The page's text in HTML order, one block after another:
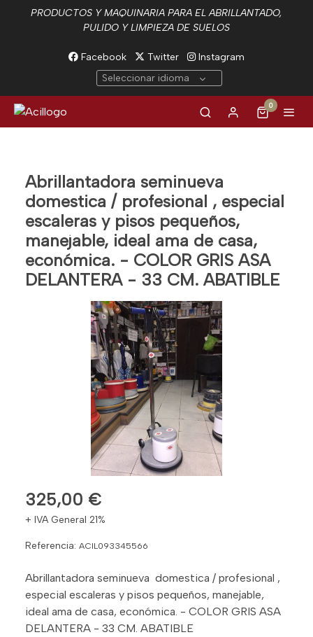
PRODUCTOS Y MAQUINARIA PARA EL ABRILLANTADO,
PULIDO Y LIMPIEZA DE SUELOS
Facebook Twitter
Instagram
Seleccionar idioma
0
Abrillantadora seminueva
domestica / profesional , especial
escaleras y pisos pequeños,
manejable, ideal ama de casa,
económica. - COLOR GRIS ASA
DELANTERA - 33 CM. ABATIBLE
325,00 €
+ IVA General 21%
Referencia: ACIL093345566
Abrillantadora seminueva domestica / profesional ,
especial escaleras y pisos pequeños, manejable,
ideal ama de casa, económica. - COLOR GRIS ASA
DELANTERA - 33 CM. ABATIBLE